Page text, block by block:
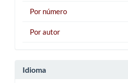
Por número
Por autor
Idioma